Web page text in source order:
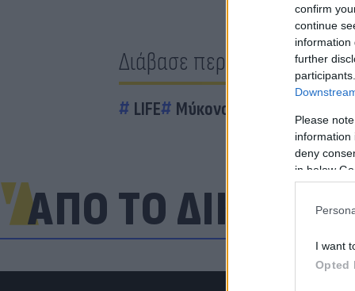
confirm
continue
information
further
Please
information
deny
in below
I want
Opted
Διάβασε περισσότερα
LIFE Μύκονος
ΑΠΟ ΤΟ ΔΙΚΤΥΟ